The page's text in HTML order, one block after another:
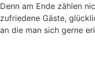
Denn am Ende zählen
zufriedene Gäste,
an die man sich gerne